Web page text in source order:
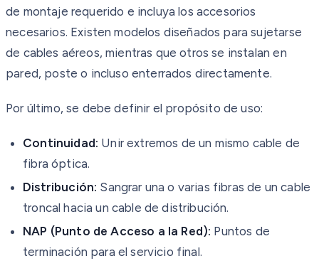
de montaje requerido e incluya los accesorios
necesarios. Existen modelos diseñados para sujetarse
de cables aéreos, mientras que otros se instalan en
pared, poste o incluso enterrados directamente.
Por último, se debe definir el propósito de uso:
Continuidad: Unir extremos de un mismo cable de
fibra óptica.
Distribución: Sangrar una o varias fibras de un cable
troncal hacia un cable de distribución.
NAP (Punto de Acceso a la Red): Puntos de
terminación para el servicio final.